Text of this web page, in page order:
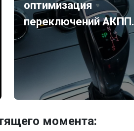
оптимизация
переключений АКПП.
момента: